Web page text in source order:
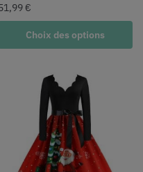
€
Choix des options